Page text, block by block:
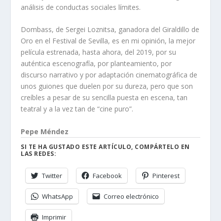
análisis de conductas sociales límites.
Dombass, de Sergei Loznitsa, ganadora del Giraldillo de
Oro en el Festival de Sevilla, es en mi opinión, la mejor
película estrenada, hasta ahora, del 2019, por su
auténtica escenografía, por planteamiento, por
discurso narrativo y por adaptación cinematográfica de
unos guiones que duelen por su dureza, pero que son
creíbles a pesar de su sencilla puesta en escena, tan
teatral y a la vez tan de “cine puro”.
Pepe Méndez
SI TE HA GUSTADO ESTE ARTÍCULO, COMPÁRTELO EN
LAS REDES:
Twitter Facebook Pinterest
WhatsApp Correo electrónico
Imprimir